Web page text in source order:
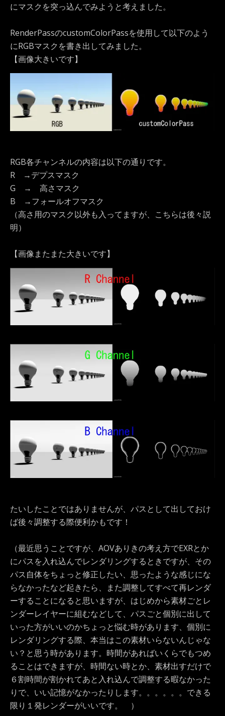
にマスクを突っ込んでみようと考えました。
RenderPassのcustomColorPassを使用して以下のよう
にRGBマスクを書き出してみました。
【画像大きいです】
RGB各チャンネルの内容は以下の通りです。
R →デプスマスク
G → 高さマスク
B →フォールオフマスク
（高さ用のマスク以外も入ってますが、こちらは後々説
明）
【画像またまた大きいです】
たいしたことではありませんが、パスとして出しておけ
ば後々調整する際便利かもです！
（最近思うことですが、AOVありきの考え方でEXRとか
にパスを入れ込んでレンダリングするときですが、その
パス自体をちょっと修正したい、思ったような感じにな
らなかったなど起きたら、また調整してすべて再レンダ
ーすることになると思いますが、はじめから素材ごとレ
ンダーレイヤーに組むなどして、パスごと個別に出して
いった方がいいのかちょっと悩む時があります、個別に
レンダリングする際、本当はこの素材いらないんじゃな
い？と思う時があります。時間があればいくらでもつめ
ることはできますが、時間ない時とか、素材出すだけで
６割時間が割かれてあと入れ込んで調整する暇なかった
りで、いい記憶がなかったりします。。。。。。できる
限り１発レンダーがいいです。 ）